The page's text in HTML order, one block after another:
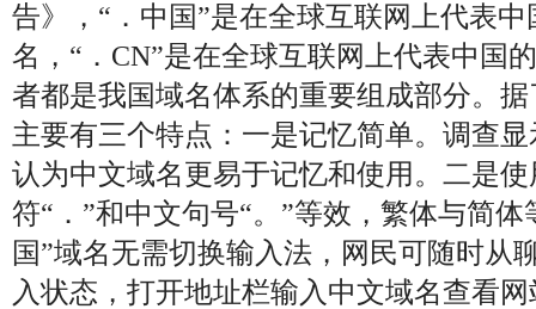
告》，“．中国”是在全球互联网上代表
名，“．CN”是在全球互联网上代表中国
者都是我国域名体系的重要组成部分。
主要有三个特点：一是记忆简单。调查
认为中文域名更易于记忆和使用。二是
符“．”和中文句号“。”等效，繁体与简
国”域名无需切换输入法，网民可随时从
入状态，打开地址栏输入中文域名查看